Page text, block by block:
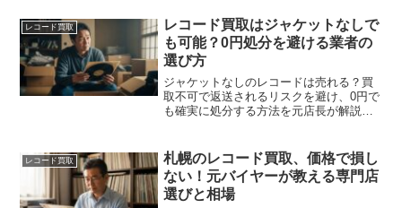
すための選び方や高価買取のコツを分か
りやすく解説します。
レコード買取
レコード買取はジャケットなしで
も可能？0円処分を避ける業者の
選び方
ジャケットなしのレコードは売れる？買
取不可で返送されるリスクを避け、0円で
も確実に処分する方法を元店長が解説。
く例外も見逃さずにチェック！
レコード買取
札幌のレコード買取、価格で損し
ない！元バイヤーが教える専門店
選びと相場